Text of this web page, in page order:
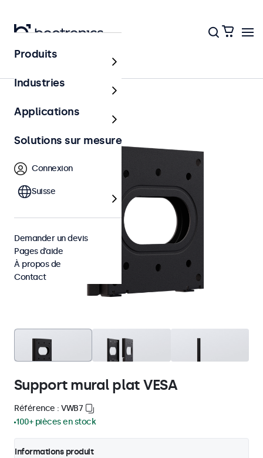
Support mural plat VESA
Référence : VWB7
100+ pièces en stock
Informations produit
Produits
Industries
Applications
Solutions sur mesure
Connexion
Suisse
Demander un devis
Pages d’aide
À propos de
Contact